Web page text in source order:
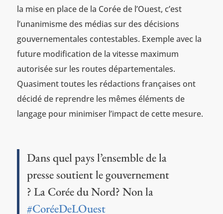
la mise en place de la Corée de l’Ouest, c’est
l’unanimisme des médias sur des décisions
gouvernementales contestables. Exemple avec la
future modification de la vitesse maximum
autorisée sur les routes départementales.
Quasiment toutes les rédactions françaises ont
décidé de reprendre les mêmes éléments de
langage pour minimiser l’impact de cette mesure.
Dans quel pays l’ensemble de la
presse soutient le gouvernement
? La Corée du Nord? Non la
#CoréeDeLOuest